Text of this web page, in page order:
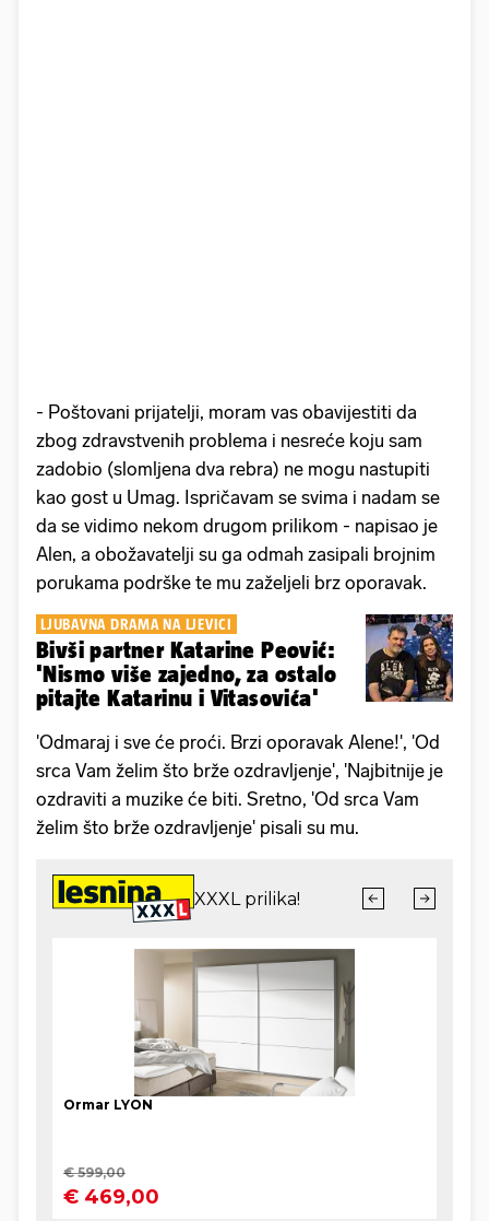
- Poštovani prijatelji, moram vas obavijestiti da
zbog zdravstvenih problema i nesreće koju sam
zadobio (slomljena dva rebra) ne mogu nastupiti
kao gost u Umag. Ispričavam se svima i nadam se
da se vidimo nekom drugom prilikom - napisao je
Alen, a obožavatelji su ga odmah zasipali brojnim
porukama podrške te mu zaželjeli brz oporavak.
LJUBAVNA DRAMA NA LJEVICI
Bivši partner Katarine Peović:
'Nismo više zajedno, za ostalo
pitajte Katarinu i Vitasovića'
'Odmaraj i sve će proći. Brzi oporavak Alene!', 'Od
srca Vam želim što brže ozdravljenje', 'Najbitnije je
ozdraviti a muzike će biti. Sretno, 'Od srca Vam
želim što brže ozdravljenje' pisali su mu.